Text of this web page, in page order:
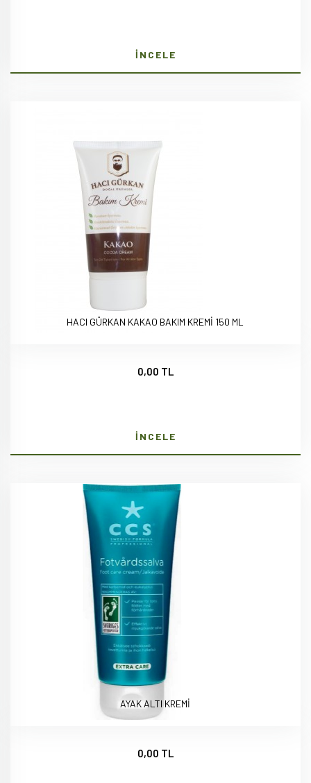
İNCELE
HACI GÜRKAN KAKAO BAKIM KREMİ 150 ML
0,00 TL
İNCELE
AYAK ALTI KREMİ
0,00 TL